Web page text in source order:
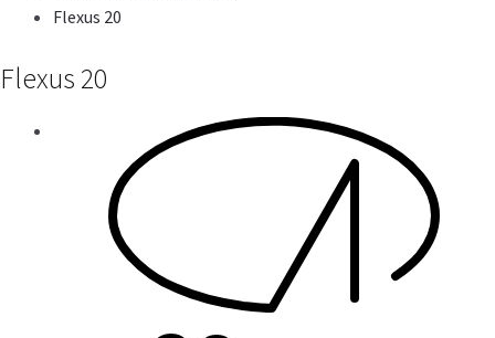
Flexus 20
Flexus 20